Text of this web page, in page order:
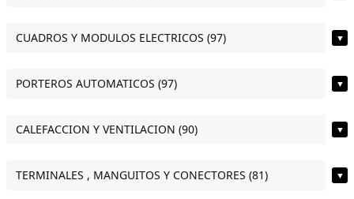
CUADROS Y MODULOS ELECTRICOS (97) ▼
PORTEROS AUTOMATICOS (97) ▼
CALEFACCION Y VENTILACION (90) ▼
TERMINALES , MANGUITOS Y CONECTORES (81) ▼